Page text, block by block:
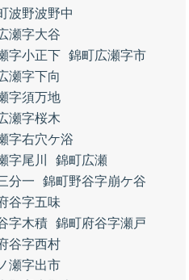
波野波野中
瀬字大谷
字小正下 錦町広瀬字市
瀬字下向
字須万地
瀬字桜木
字右穴ケ浴
字尾川
錦町広瀬
分一
錦町野谷字崩ケ谷
谷字五味
字木積 錦町府谷字瀬戸
谷字西村
瀬字出市